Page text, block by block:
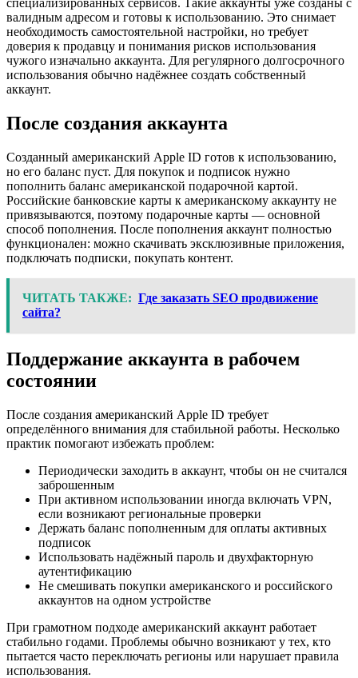
валидным адресом и готовы к использованию. Это снимает
необходимость самостоятельной настройки, но требует
доверия к продавцу и понимания рисков использования
чужого изначально аккаунта. Для регулярного долгосрочного
использования обычно надёжнее создать собственный
аккаунт.
После создания аккаунта
Созданный американский Apple ID готов к использованию,
но его баланс пуст. Для покупок и подписок нужно
пополнить баланс американской подарочной картой.
Российские банковские карты к американскому аккаунту не
привязываются, поэтому подарочные карты — основной
способ пополнения. После пополнения аккаунт полностью
функционален: можно скачивать эксклюзивные приложения,
подключать подписки, покупать контент.
ЧИТАТЬ ТАКЖЕ: Где заказать SEO продвижение
сайта?
Поддержание аккаунта в рабочем
состоянии
После создания американский Apple ID требует
определённого внимания для стабильной работы. Несколько
практик помогают избежать проблем:
Периодически заходить в аккаунт, чтобы он не считался
заброшенным
При активном использовании иногда включать VPN,
если возникают региональные проверки
Держать баланс пополненным для оплаты активных
подписок
Использовать надёжный пароль и двухфакторную
аутентификацию
Не смешивать покупки американского и российского
аккаунтов на одном устройстве
При грамотном подходе американский аккаунт работает
стабильно годами. Проблемы обычно возникают у тех, кто
пытается часто переключать регионы или нарушает правила
использования.